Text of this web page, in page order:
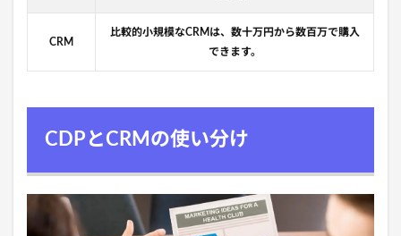
CRM
比較的小規模なCRMは、数十万円から数百万で購入
できます。
CDPとCRMの使い分け